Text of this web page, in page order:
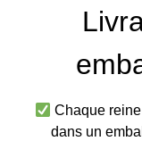
Chaque
dans un